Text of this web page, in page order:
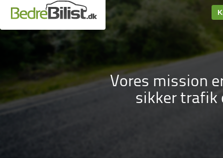
Vores mission
sikker trafik